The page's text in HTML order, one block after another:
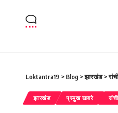
Loktantra19 > Blog >झारखंड>रांची
झारखंड प्रमुख खबरे रांची